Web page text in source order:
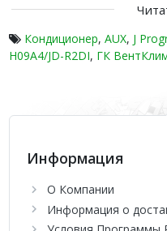
оборотах
всего 45 Вт-это
лампочка
Самоочистка Self-
Покрытие Gold Fin.
поверхности
коррозийная
Защита клапанной
защитной крышкой
повреждений и
также придавая
Кондиционер, AUX, J
H09A4/JD-R2DI, ГК
Информация
О Компании
Информация о